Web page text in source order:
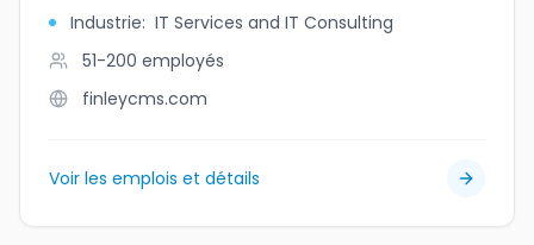
Industrie: IT Services and IT Consulting
51-200 employés
finleycms.com
Voir les emplois et détails